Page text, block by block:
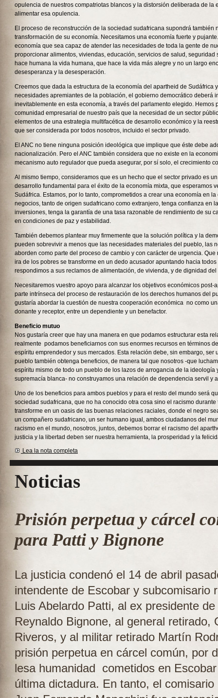
opulencia de nuestros compatriotas blancos y la distorsión deliberada de la
alimentar esa opulencia.
El proceso de reconstrucción de la sociedad sudafricana supondrá también
transformación de su economía. Necesitamos una economía fuerte y
economía que sea capaz de atender las necesidades de toda la gente de
proporcionar alimentos, viviendas, educación, servicios de salud, seguridad
hace humana la vida humana, que hace la vida más alegre y no un largo
desesperanza y la desesperación.
Creemos que dada la estructura de la economía del apartheid de Sudáfrica
necesidades apremiantes de la población, el gobierno democrático deberá
inevitablemente en esta economía, a través del parlamento elegido. Hemos
comunidad empresarial de nuestro país que la necesidad de un sector
elementos de una estrategia multifacética de desarrollo económico y la
que ser considerada por todos nosotros, incluido el sector privado.
El ANC no tiene ninguna posición ideológica que implique que éste debe
nacionalización. Pero el ANC también considera que no existe en la
mecanismo auto regulador que pueda asegurar, por sí solo, el crecimiento
Al mismo tiempo, consideramos que es un hecho que el sector privado es
desarrollo fundamental para el éxito de la economía mixta, que esperamos
Sudáfrica. Estamos, por lo tanto, comprometidos a crear una economía en
negocios, tanto de origen sudafricano como extranjero, tenga confianza en
inversiones, tenga la garantía de una tasa razonable de rendimiento de su
en condiciones de paz y estabilidad.
También debemos plantear muy firmemente que la solución política y la
pueden sobrevivir a menos que las necesidades materiales del pueblo, las
aborden como parte del proceso de cambio y con carácter de urgencia.
ira de los pobres se transforme en un dedo acusador apuntando hacia
respondimos a sus reclamos de alimentación, de vivienda, y de dignidad
Necesitaremos vuestro apoyo para alcanzar los objetivos económicos post-
parte intrínseca del proceso de restauración de los derechos humanos del
gustaría abordar la cuestión de nuestra cooperación económica no como
donante y receptor, entre un dependiente y un benefactor.
Beneficio mutuo
Nos gustaría creer que hay una manera en que podamos estructurar esta
realmente podamos beneficiarnos con sus enormes recursos en términos
espíritu emprendedor y sus mercados. Esta relación debe, sin embargo, ser
pueblo también obtenga beneficios, de manera tal que nosotros -que
espíritu mismo de todo un pueblo de los lazos de arrogancia de la ideología
supremacía blanca- no construyamos una relación de dependencia servil y
Uno de los beneficios para ambos pueblos y para el resto del mundo será
sociedad sudafricana, que no ha conocido otra cosa sino el racismo durante
transforme en un oasis de las buenas relaciones raciales, donde el negro
un compañero sudafricano, un ser humano igual, ambos ciudadanos del
racismo en el mundo, nosotros, juntos, debemos borrar el racismo del
justicia y la libertad deben ser nuestra herramienta, la prosperidad y la
Lea la nota completa
Noticias
Prisión perpetua y cárcel
para Patti y Bignone
La justicia condenó el 14 de abril
intendente de Escobar y subcomisario
Luis Abelardo Patti, al ex presidente
Reynaldo Bignone, al general retirado,
Riveros, y al militar retirado Martín
prisión perpetua en cárcel común, por
lesa humanidad cometidos en
última dictadura. En tanto, el comisario